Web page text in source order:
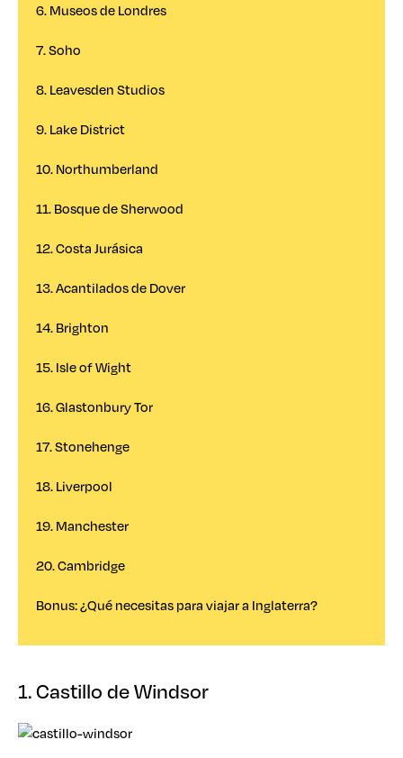
6. Museos de Londres
7. Soho
8. Leavesden Studios
9. Lake District
10. Northumberland
11. Bosque de Sherwood
12. Costa Jurásica
13. Acantilados de Dover
14. Brighton
15. Isle of Wight
16. Glastonbury Tor
17. Stonehenge
18. Liverpool
19. Manchester
20. Cambridge
Bonus: ¿Qué necesitas para viajar a Inglaterra?
1. Castillo de Windsor